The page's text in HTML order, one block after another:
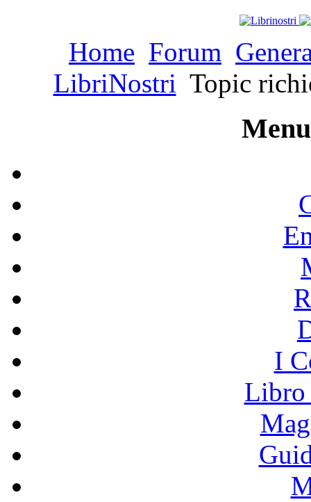
Home Forum
LibriNostri Topic
I
Libro